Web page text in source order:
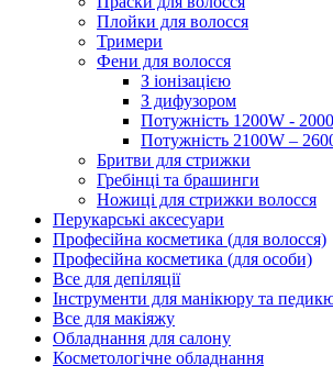
Плойки для волосся
Тримери
Фени для волосся
З іонізацією
З дифузором
Потужність 1200W -
Потужність 2100W –
Бритви для стрижки
Гребінці та брашинги
Ножиці для стрижки волосся
Перукарські аксесуари
Професійна косметика (для волосся)
Професійна косметика (для особи)
Все для депіляції
Інструменти для манікюру та
Все для макіяжу
Обладнання для салону
Косметологічне обладнання